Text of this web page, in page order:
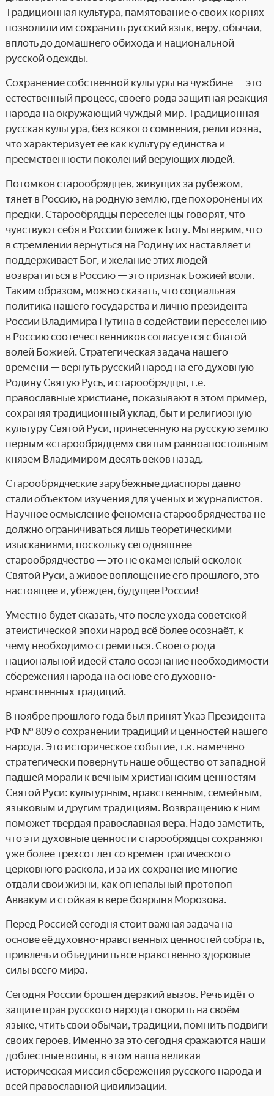
Традиционная культура, памятование о своих корнях
позволили им сохранить русский язык, веру, обычаи,
вплоть до домашнего обихода и национальной
русской одежды.
Сохранение собственной культуры на чужбине — это
естественный процесс, своего рода защитная реакция
народа на окружающий чуждый мир. Традиционная
русская культура, без всякого сомнения, религиозна,
что характеризует ее как культуру единства и
преемственности поколений верующих людей.
Потомков старообрядцев, живущих за рубежом,
тянет в Россию, на родную землю, где похоронены их
предки. Старообрядцы переселенцы говорят, что
чувствуют себя в России ближе к Богу. Мы верим, что
в стремлении вернуться на Родину их наставляет и
поддерживает Бог, и желание этих людей
возвратиться в Россию — это признак Божией воли.
Таким образом, можно сказать, что социальная
политика нашего государства и лично президента
России Владимира Путина в содействии переселению
в Россию соотечественников согласуется с благой
волей Божией. Стратегическая задача нашего
времени — вернуть русский народ на его духовную
Родину Святую Русь, и старообрядцы, т.е.
православные христиане, показывают в этом пример,
сохраняя традиционный уклад, быт и религиозную
культуру Святой Руси, принесенную на русскую землю
первым «старообрядцем» святым равноапостольным
князем Владимиром десять веков назад.
Старообрядческие зарубежные диаспоры давно
стали объектом изучения для ученых и журналистов.
Научное осмысление феномена старообрядчества не
должно ограничиваться лишь теоретическими
изысканиями, поскольку сегодняшнее
старообрядчество — это не окаменелый осколок
Святой Руси, а живое воплощение его прошлого, это
настоящее и, убежден, будущее России!
Уместно будет сказать, что после ухода советской
атеистической эпохи народ всё более осознаёт, к
чему необходимо стремиться. Своего рода
национальной идеей стало осознание необходимости
сбережения народа на основе его духовно-
нравственных традиций.
В ноябре прошлого года был принят Указ Президента
РФ № 809 о сохранении традиций и ценностей нашего
народа. Это историческое событие, т.к. намечено
стратегически повернуть наше общество от западной
падшей морали к вечным христианским ценностям
Святой Руси: культурным, нравственным, семейным,
языковым и другим традициям. Возвращению к ним
поможет твердая православная вера. Надо заметить,
что эти духовные ценности старообрядцы сохраняют
уже более трехсот лет со времен трагического
церковного раскола, и за их сохранение многие
отдали свои жизни, как огнепальный протопоп
Аввакум и стойкая в вере боярыня Морозова.
Перед Россией сегодня стоит важная задача на
основе её духовно-нравственных ценностей собрать,
привлечь и объединить все нравственно здоровые
силы всего мира.
Сегодня России брошен дерзкий вызов. Речь идёт о
защите прав русского народа говорить на своём
языке, чтить свои обычаи, традиции, помнить подвиги
своих героев. Именно за это сегодня сражаются наши
доблестные воины, в этом наша великая
историческая миссия сбережения русского народа и
всей православной цивилизации.